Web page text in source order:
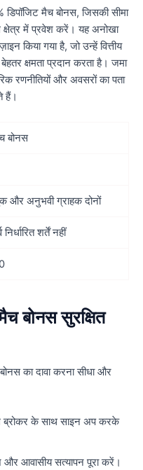
मैच बोनस, जिसकी सीमा
क्षेत्र में प्रवेश करें। यह अनोखा
किया गया है, जो उन्हें वित्तीय
क्षमता प्रदान करता है। जमा
रणनीतियों और अवसरों का पता
हैं।
बोनस
और अनुभवी ग्राहक दोनों
निर्धारित शर्तें नहीं
बोनस सुरक्षित
का दावा करना सीधा और
के साथ साइन अप करके
आवासीय सत्यापन पूरा करें।